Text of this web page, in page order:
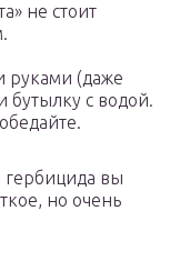
не стоит
руками (даже
бутылку с водой.
гербицида вы
но очень